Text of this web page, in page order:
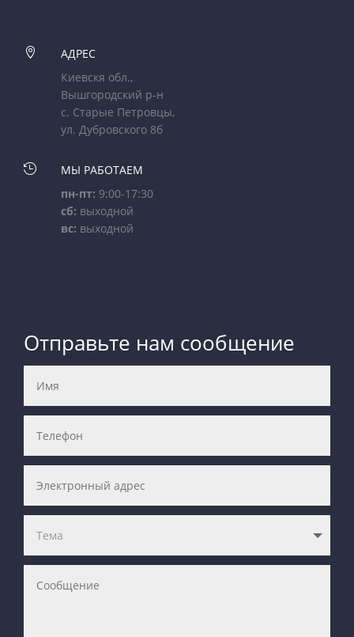

АДРЕС
Киевскя обл.,
Вышгородский р-н
с. Старые Петровцы,
ул. Дубровского 8б

МЫ РАБОТАЕМ
пн-пт: 9:00-17:30
сб: выходной
вс: выходной
Отправьте нам сообщение